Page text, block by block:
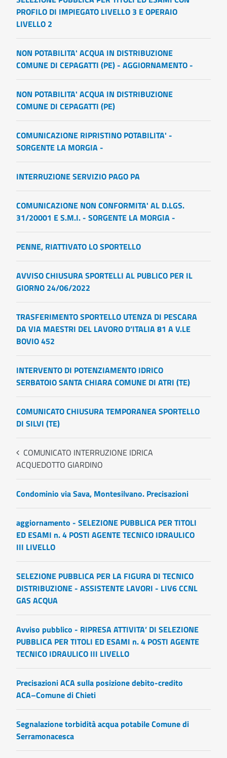
PROFILO DI IMPIEGATO LIVELLO 3 E OPERAIO
LIVELLO 2
NON POTABILITA' ACQUA IN DISTRIBUZIONE
COMUNE DI CEPAGATTI (PE) - AGGIORNAMENTO -
NON POTABILITA' ACQUA IN DISTRIBUZIONE
COMUNE DI CEPAGATTI (PE)
COMUNICAZIONE RIPRISTINO POTABILITA' -
SORGENTE LA MORGIA -
INTERRUZIONE SERVIZIO PAGO PA
COMUNICAZIONE NON CONFORMITA' AL D.LGS.
31/20001 E S.M.I. - SORGENTE LA MORGIA -
PENNE, RIATTIVATO LO SPORTELLO
AVVISO CHIUSURA SPORTELLI AL PUBLICO PER IL
GIORNO 24/06/2022
TRASFERIMENTO SPORTELLO UTENZA DI PESCARA
DA VIA MAESTRI DEL LAVORO D’ITALIA 81 A V.LE
BOVIO 452
INTERVENTO DI POTENZIAMENTO IDRICO
SERBATOIO SANTA CHIARA COMUNE DI ATRI (TE)
COMUNICATO CHIUSURA TEMPORANEA SPORTELLO
DI SILVI (TE)
COMUNICATO INTERRUZIONE IDRICA
ACQUEDOTTO GIARDINO
Condominio via Sava, Montesilvano. Precisazioni
aggiornamento - SELEZIONE PUBBLICA PER TITOLI
ED ESAMI n. 4 POSTI AGENTE TECNICO IDRAULICO
III LIVELLO
SELEZIONE PUBBLICA PER LA FIGURA DI TECNICO
DISTRIBUZIONE - ASSISTENTE LAVORI - LIV6 CCNL
GAS ACQUA
Avviso pubblico - RIPRESA ATTIVITA’ DI SELEZIONE
PUBBLICA PER TITOLI ED ESAMI n. 4 POSTI AGENTE
TECNICO IDRAULICO III LIVELLO
Precisazioni ACA sulla posizione debito-credito
ACA–Comune di Chieti
Segnalazione torbidità acqua potabile Comune di
Serramonacesca